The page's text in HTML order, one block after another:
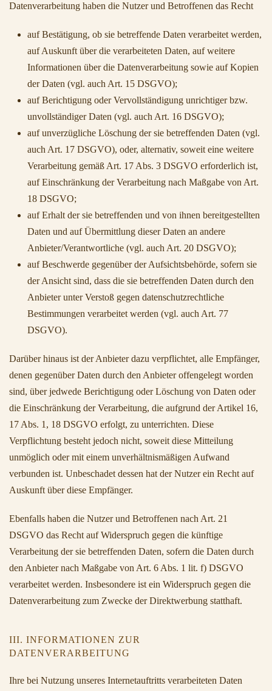
Datenverarbeitung haben die Nutzer und Betroffenen das Recht
auf Bestätigung, ob sie betreffende Daten verarbeitet werden,
auf Auskunft über die verarbeiteten Daten, auf weitere
Informationen über die Datenverarbeitung sowie auf Kopien
der Daten (vgl. auch Art. 15 DSGVO);
auf Berichtigung oder Vervollständigung unrichtiger bzw.
unvollständiger Daten (vgl. auch Art. 16 DSGVO);
auf unverzügliche Löschung der sie betreffenden Daten (vgl.
auch Art. 17 DSGVO), oder, alternativ, soweit eine weitere
Verarbeitung gemäß Art. 17 Abs. 3 DSGVO erforderlich ist,
auf Einschränkung der Verarbeitung nach Maßgabe von Art.
18 DSGVO;
auf Erhalt der sie betreffenden und von ihnen bereitgestellten
Daten und auf Übermittlung dieser Daten an andere
Anbieter/Verantwortliche (vgl. auch Art. 20 DSGVO);
auf Beschwerde gegenüber der Aufsichtsbehörde, sofern sie
der Ansicht sind, dass die sie betreffenden Daten durch den
Anbieter unter Verstoß gegen datenschutzrechtliche
Bestimmungen verarbeitet werden (vgl. auch Art. 77
DSGVO).
Darüber hinaus ist der Anbieter dazu verpflichtet, alle Empfänger,
denen gegenüber Daten durch den Anbieter offengelegt worden
sind, über jedwede Berichtigung oder Löschung von Daten oder
die Einschränkung der Verarbeitung, die aufgrund der Artikel 16,
17 Abs. 1, 18 DSGVO erfolgt, zu unterrichten. Diese
Verpflichtung besteht jedoch nicht, soweit diese Mitteilung
unmöglich oder mit einem unverhältnismäßigen Aufwand
verbunden ist. Unbeschadet dessen hat der Nutzer ein Recht auf
Auskunft über diese Empfänger.
Ebenfalls haben die Nutzer und Betroffenen nach Art. 21
DSGVO das Recht auf Widerspruch gegen die künftige
Verarbeitung der sie betreffenden Daten, sofern die Daten durch
den Anbieter nach Maßgabe von Art. 6 Abs. 1 lit. f) DSGVO
verarbeitet werden. Insbesondere ist ein Widerspruch gegen die
Datenverarbeitung zum Zwecke der Direktwerbung statthaft.
III. INFORMATIONEN ZUR
DATENVERARBEITUNG
Ihre bei Nutzung unseres Internetauftritts verarbeiteten Daten